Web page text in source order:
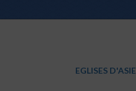
EGLISES D'ASIE